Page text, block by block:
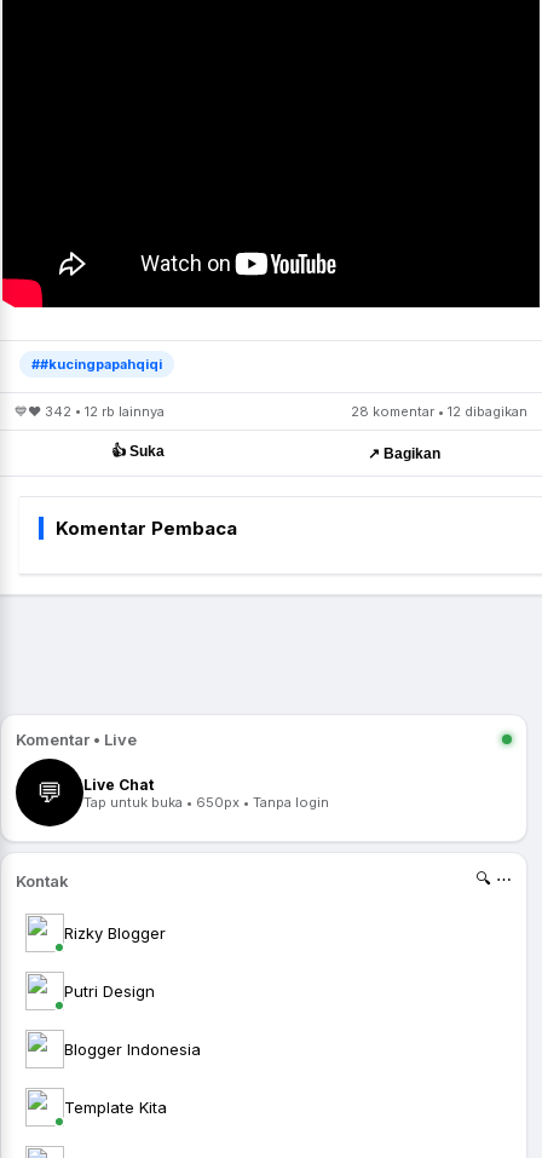
##kucingpapahqiqi
💙❤️ 342 • 12 rb lainnya 28 komentar • 12 dibagikan
👍 Suka ↗️ Bagikan
Komentar Pembaca
Komentar • Live
💬 Live Chat
Tap untuk buka • 650px • Tanpa login
Kontak 🔍 ⋯
Rizky Blogger
Putri Design
Blogger Indonesia
Template Kita